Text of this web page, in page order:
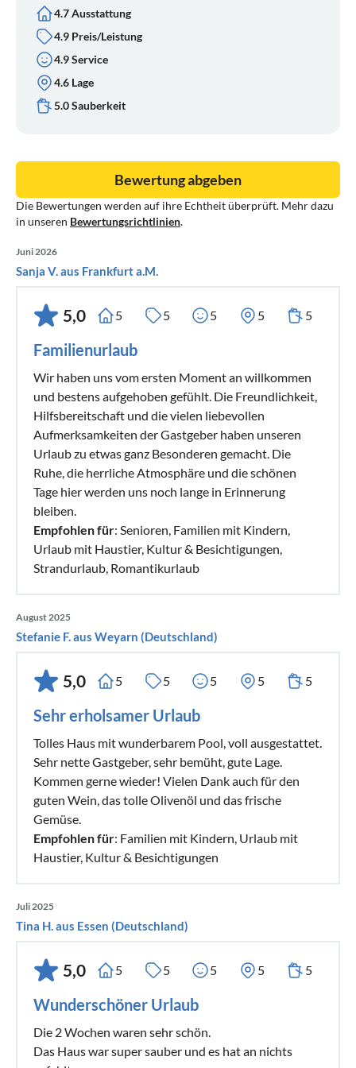
4.7 Ausstattung
4.9 Preis/Leistung
4.9 Service
4.6 Lage
5.0 Sauberkeit
Die Bewertungen werden auf ihre Echtheit überprüft. Mehr dazu
in unseren Bewertungsrichtlinien.
Bewertung abgeben
Juni 2026
Sanja V. aus Frankfurt a.M.
5,0 5 5 5 5 5
Familienurlaub
Wir haben uns vom ersten Moment an willkommen
und bestens aufgehoben gefühlt. Die Freundlichkeit,
Hilfsbereitschaft und die vielen liebevollen
Aufmerksamkeiten der Gastgeber haben unseren
Urlaub zu etwas ganz Besonderen gemacht. Die
Ruhe, die herrliche Atmosphäre und die schönen
Tage hier werden uns noch lange in Erinnerung
bleiben.
Empfohlen für: Senioren, Familien mit Kindern,
Urlaub mit Haustier, Kultur & Besichtigungen,
Strandurlaub, Romantikurlaub
August 2025
Stefanie F. aus Weyarn (Deutschland)
5,0 5 5 5 5 5
Sehr erholsamer Urlaub
Tolles Haus mit wunderbarem Pool, voll ausgestattet.
Sehr nette Gastgeber, sehr bemüht, gute Lage.
Kommen gerne wieder! Vielen Dank auch für den
guten Wein, das tolle Olivenöl und das frische
Gemüse.
Empfohlen für: Familien mit Kindern, Urlaub mit
Haustier, Kultur & Besichtigungen
Juli 2025
Tina H. aus Essen (Deutschland)
5,0 5 5 5 5 5
Wunderschöner Urlaub
Die 2 Wochen waren sehr schön.
Das Haus war super sauber und es hat an nichts